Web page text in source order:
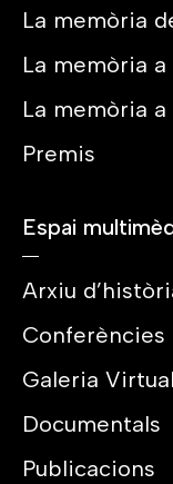
La memòria
La memòria a
La memòria
Premis
Espai
Arxiu
Conferències
Galeria
Documentals
Publicacions